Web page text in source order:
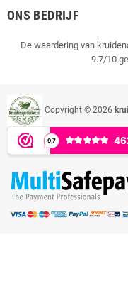
ONS BEDRIJF
De waardering van
9.7/10
Copyright © 2026